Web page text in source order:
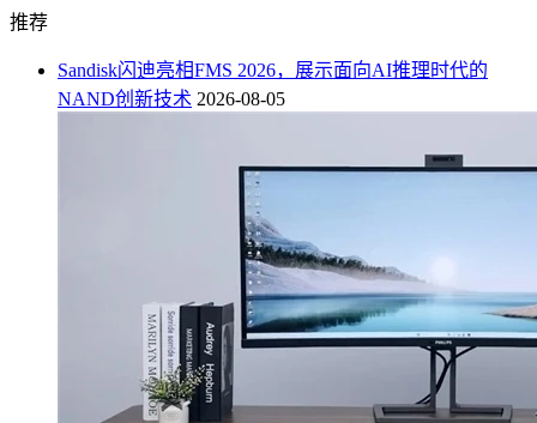
推荐
Sandisk闪迪亮相FMS 2026，展示面向AI推理时代的
NAND创新技术 2026-08-05